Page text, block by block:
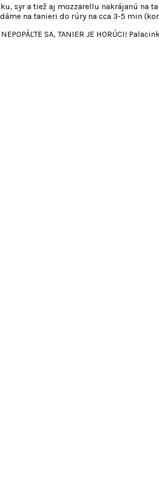
syr a tiež aj mozzarellu nakrájanú na
na tanieri do rúry na cca 3-5 min
SA, TANIER JE HORÚCI!